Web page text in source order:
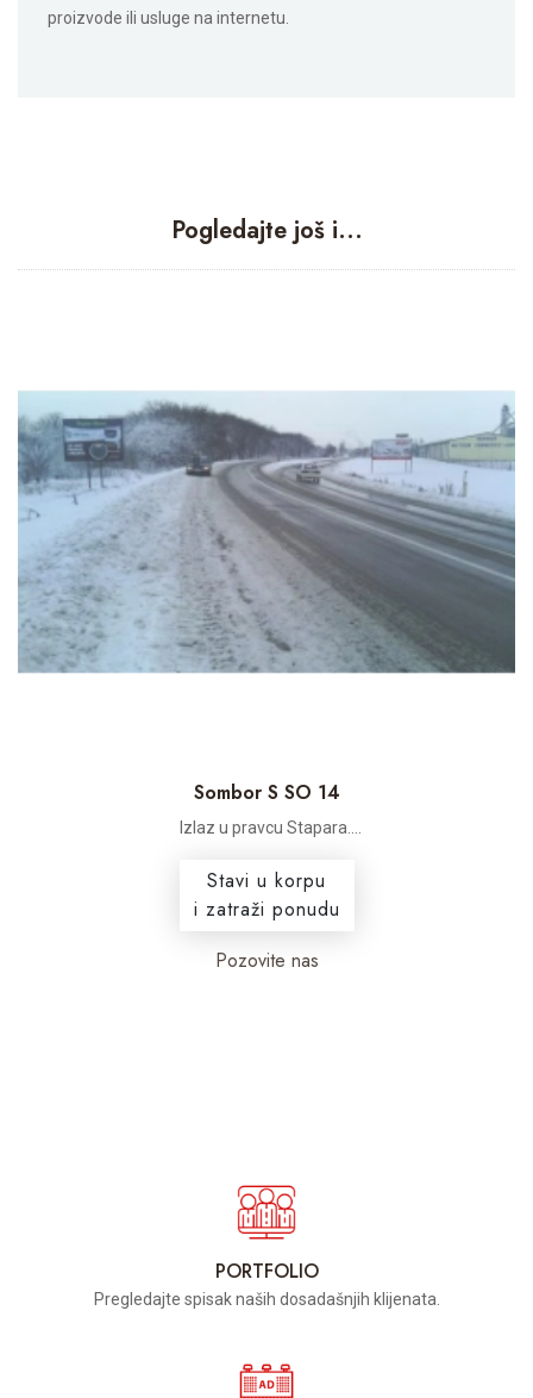
proizvode ili usluge na internetu.
Pogledajte još i...
Sombor S SO 14
Izlaz u pravcu Stapara....
Stavi u korpu
i zatraži ponudu
Pozovite nas
PORTFOLIO
Pregledajte spisak naših dosadašnjih klijenata.